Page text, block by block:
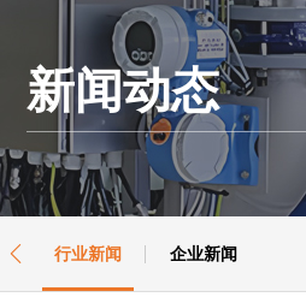
新闻动态
行业新闻 企业新闻
